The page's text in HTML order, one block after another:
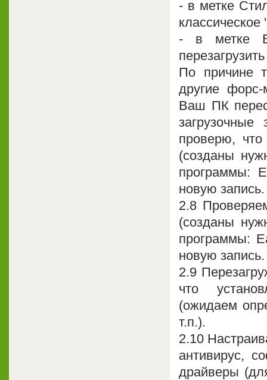
- в метке
- в метке
По причине
другие
Ваш ПК
проверю,
(созданы
программы:
новую запись.
2.8
(созданы
программы:
новую запись.
2.9
что
(ожидаем
т.п.).
2.10
антивирус,
драйверы